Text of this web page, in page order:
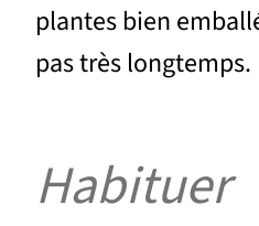
plantes bien
pas très longtemps.
Habituer